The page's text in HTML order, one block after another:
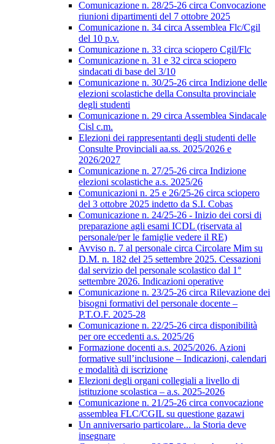
Comunicazione n. 28/25-26 circa Convocazione
riunioni dipartimenti del 7 ottobre 2025
Comunicazione n. 34 circa Assemblea Flc/Cgil
del 10 p.v.
Comunicazione n. 33 circa sciopero Cgil/Flc
Comunicazione n. 31 e 32 circa sciopero
sindacati di base del 3/10
Comunicazione n. 30/25-26 circa Indizione delle
elezioni scolastiche della Consulta provinciale
degli studenti
Comunicazione n. 29 circa Assemblea Sindacale
Cisl c.m.
Elezioni dei rappresentanti degli studenti delle
Consulte Provinciali aa.ss. 2025/2026 e
2026/2027
Comunicazione n. 27/25-26 circa Indizione
elezioni scolastiche a.s. 2025/26
Comunicazioni n. 25 e 26/25-26 circa sciopero
del 3 ottobre 2025 indetto da S.I. Cobas
Comunicazione n. 24/25-26 - Inizio dei corsi di
preparazione agli esami ICDL (riservata al
personale/per le famiglie vedere il RE)
Avviso n. 7 al personale circa Circolare Mim su
D.M. n. 182 del 25 settembre 2025. Cessazioni
dal servizio del personale scolastico dal 1°
settembre 2026. Indicazioni operative
Comunicazione n. 23/25-26 circa Rilevazione dei
bisogni formativi del personale docente –
P.T.O.F. 2025-28
Comunicazione n. 22/25-26 circa disponibilità
per ore eccedenti a.s. 2025/26
Formazione docenti a.s. 2025/2026. Azioni
formative sull’inclusione – Indicazioni, calendari
e modalità di iscrizione
Elezioni degli organi collegiali a livello di
istituzione scolastica – a.s. 2025-2026
Comunicazione n. 21/25-26 circa convocazione
assemblea FLC/CGIL su questione gazawi
Un anniversario particolare... la Storia deve
insegnare